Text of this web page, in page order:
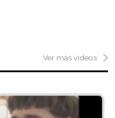
Ver más videos